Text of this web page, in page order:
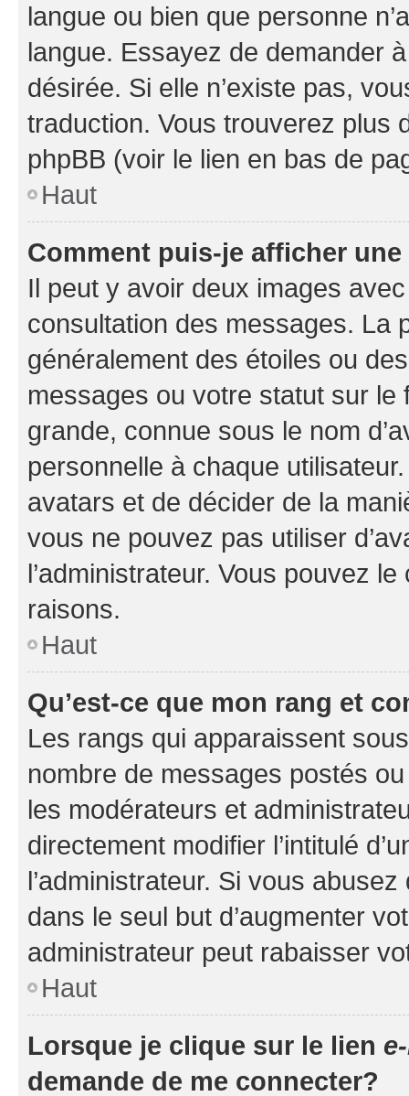
langue ou bien que personne
langue. Essayez de demander
désirée. Si elle n’existe pas,
traduction. Vous trouverez plus
phpBB (voir le lien en bas de
Haut
Comment puis-je afficher
Il peut y avoir deux images
consultation des messages. La
généralement des étoiles ou
messages ou votre statut sur
grande, connue sous le nom
personnelle à chaque utilisateur.
avatars et de décider de la
vous ne pouvez pas utiliser
l’administrateur. Vous pouvez
raisons.
Haut
Qu’est-ce que mon rang et
Les rangs qui apparaissent
nombre de messages postés
les modérateurs et
directement modifier l’intitulé
l’administrateur. Si vous
dans le seul but d’augmenter
administrateur peut rabaisser
Haut
Lorsque je clique sur le lien
demande de me connecter?